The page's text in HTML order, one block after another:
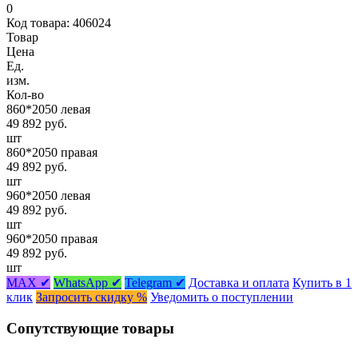
0
Код товара: 406024
Товар
Цена
Ед.
изм.
Кол-во
860*2050 левая
49 892 руб.
шт
860*2050 правая
49 892 руб.
шт
960*2050 левая
49 892 руб.
шт
960*2050 правая
49 892 руб.
шт
MAX ✔ WhatsApp ✔ Telegram ✔ Доставка и оплата Купить в 1
клик Запросить скидку % Уведомить о поступлении
Сопутствующие товары